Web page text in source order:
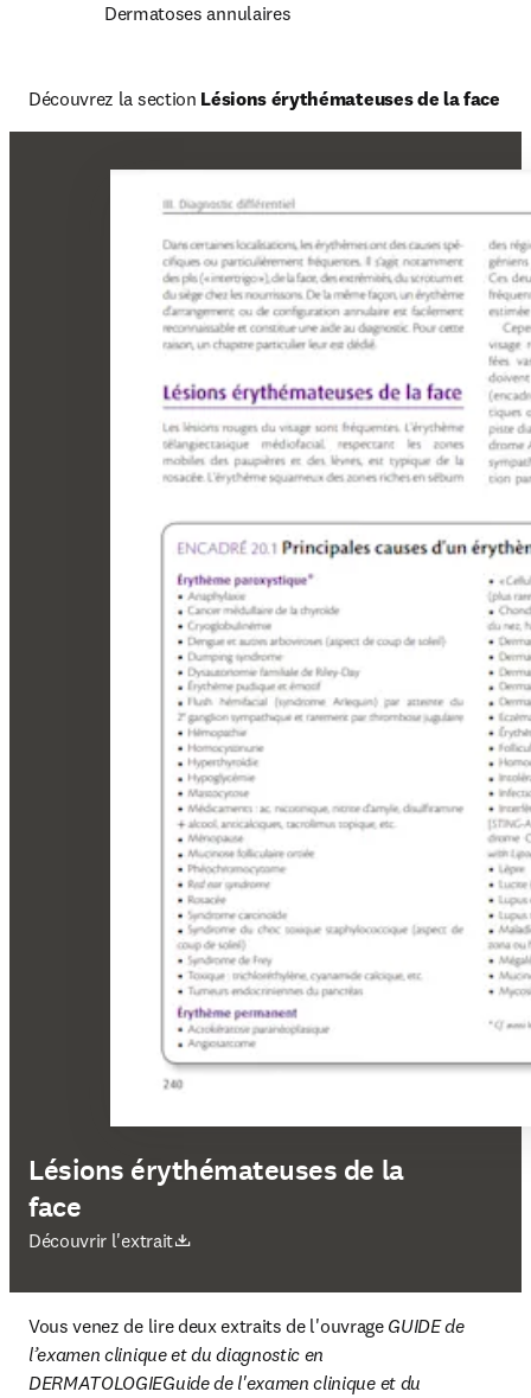
Dermatoses annulaires
Découvrez la section Lésions érythémateuses de la face
Lésions érythémateuses de la
face
Découvrir l'extrait
S’ouvre dans une nouvelle fenêtre
Vous venez de lire deux extraits de l'ouvrage GUIDE de
l’examen clinique et du diagnostic en
DERMATOLOGIEGuide de l'examen clinique et du